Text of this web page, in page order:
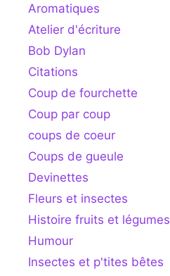
Aromatiques
Atelier d'écriture
Bob Dylan
Citations
Coup de fourchette
Coup par coup
coups de coeur
Coups de gueule
Devinettes
Fleurs et insectes
Histoire fruits et légumes
Humour
Insectes et p'tites bêtes